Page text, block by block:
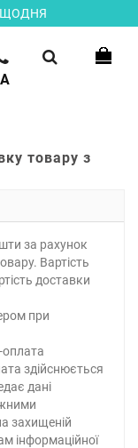
ЩОДНЯ
товару з
за рахунок
Вартість
доставки
при
здійснюється
дані
захищеній
інформаційної